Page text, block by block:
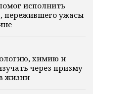
исполнить
пережившего ужасы
химию и
через призму
жизни